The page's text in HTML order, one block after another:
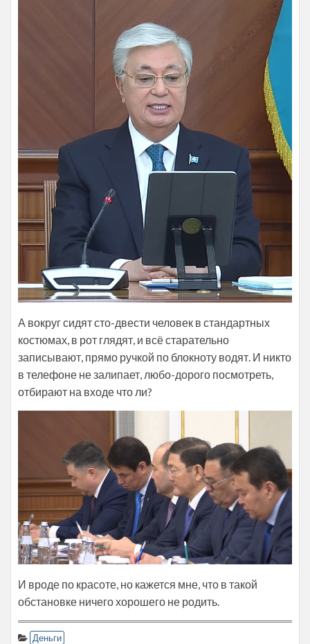
А вокруг сидят сто-двести человек в стандартных
костюмах, в рот глядят, и всё старательно
записывают, прямо ручкой по блокноту водят. И никто
в телефоне не залипает, любо-дорого посмотреть,
отбирают на входе что ли?
И вроде по красоте, но кажется мне, что в такой
обстановке ничего хорошего не родить.
Деньги